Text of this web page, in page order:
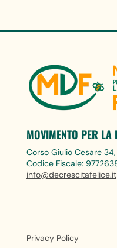
MOVIMENTO PER LA
Corso Giulio Cesare 34,
Codice Fiscale:
info@decrescitafelice.it
Privacy Policy